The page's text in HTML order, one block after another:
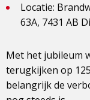
Locatie:
63A, 7431 AB
Met het jubileum
terugkijken op
belangrijk de